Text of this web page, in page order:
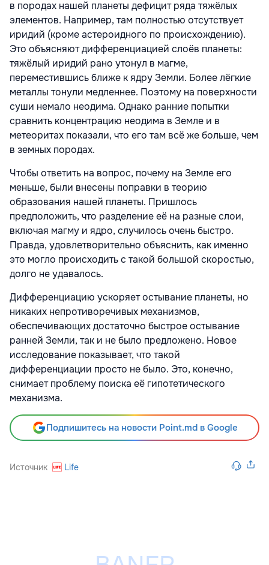
в породах нашей планеты дефицит ряда тяжёлых
элементов. Например, там полностью отсутствует
иридий (кроме астероидного по происхождению).
Это объясняют дифференциацией слоёв планеты:
тяжёлый иридий рано утонул в магме,
переместившись ближе к ядру Земли. Более лёгкие
металлы тонули медленнее. Поэтому на поверхности
суши немало неодима. Однако ранние попытки
сравнить концентрацию неодима в Земле и в
метеоритах показали, что его там всё же больше, чем
в земных породах.
Чтобы ответить на вопрос, почему на Земле его
меньше, были внесены поправки в теорию
образования нашей планеты. Пришлось
предположить, что разделение её на разные слои,
включая магму и ядро, случилось очень быстро.
Правда, удовлетворительно объяснить, как именно
это могло происходить с такой большой скоростью,
долго не удавалось.
Дифференциацию ускоряет остывание планеты, но
никаких непротиворечивых механизмов,
обеспечивающих достаточно быстрое остывание
ранней Земли, так и не было предложено. Новое
исследование показывает, что такой
дифференциации просто не было. Это, конечно,
снимает проблему поиска её гипотетического
механизма.
Подпишитесь на новости Point.md в Google
Источник Life